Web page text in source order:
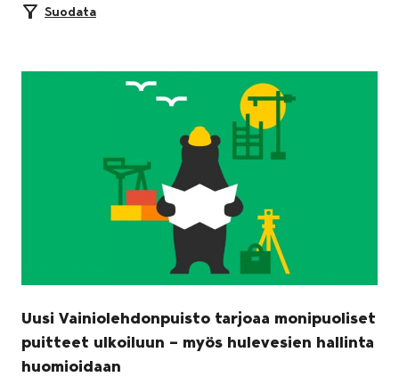
Suodata
Uusi Vainiolehdonpuisto tarjoaa monipuoliset
puitteet ulkoiluun – myös hulevesien hallinta
huomioidaan